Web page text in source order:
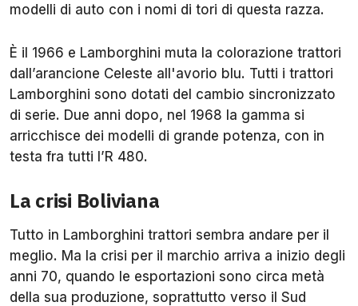
modelli di auto con i nomi di tori di questa razza.
È il 1966 e Lamborghini muta la colorazione trattori
dall’arancione Celeste all'avorio blu. Tutti i trattori
Lamborghini sono dotati del cambio sincronizzato
di serie. Due anni dopo, nel 1968 la gamma si
arricchisce dei modelli di grande potenza, con in
testa fra tutti l’R 480.
La crisi Boliviana
Tutto in Lamborghini trattori sembra andare per il
meglio. Ma la crisi per il marchio arriva a inizio degli
anni 70, quando le esportazioni sono circa metà
della sua produzione, soprattutto verso il Sud